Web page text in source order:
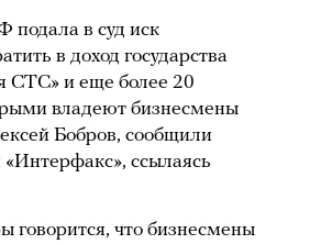
подала в суд иск
в доход государства
и еще более 20
владеют бизнесмены
Бобров, сообщили
ссылаясь
говорится, что бизнесмены